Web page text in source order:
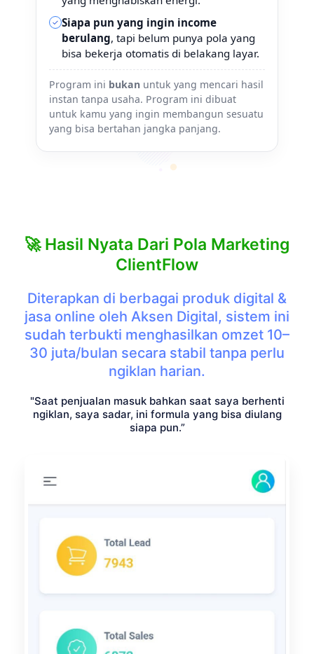
✓ Siapa pun yang ingin income
berulang, tapi belum punya pola yang
bisa bekerja otomatis di belakang layar.
Program ini bukan untuk yang mencari hasil
instan tanpa usaha. Program ini dibuat
untuk kamu yang ingin membangun sesuatu
yang bisa bertahan jangka panjang.
🚀 Hasil Nyata Dari Pola Marketing
ClientFlow
Diterapkan di berbagai produk digital &
jasa online oleh Aksen Digital, sistem ini
sudah terbukti menghasilkan omzet 10–
30 juta/bulan secara stabil tanpa perlu
ngiklan harian.
"Saat penjualan masuk bahkan saat saya berhenti
ngiklan, saya sadar, ini formula yang bisa diulang
siapa pun.”